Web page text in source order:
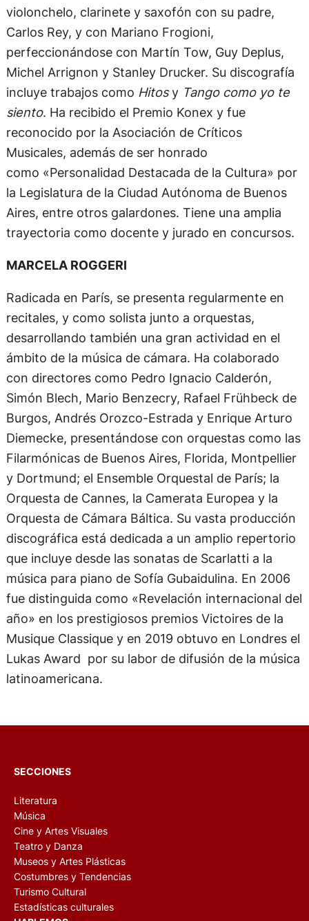
violonchelo, clarinete y saxofón con su padre,
Carlos Rey, y con Mariano Frogioni,
perfeccionándose con Martín Tow, Guy Deplus,
Michel Arrignon y Stanley Drucker. Su discografía
incluye trabajos como HitosyTango como yo te
siento. Ha recibido el Premio Konex y fue
reconocido por la Asociación de Críticos
Musicales, además de ser honrado
como «Personalidad Destacada de la Cultura» por
la Legislatura de la Ciudad Autónoma de Buenos
Aires, entre otros galardones. Tiene una amplia
trayectoria como docente y jurado en concursos.
MARCELA ROGGERI
Radicada en París, se presenta regularmente en
recitales, y como solista junto a orquestas,
desarrollando también una gran actividad en el
ámbito de la música de cámara. Ha colaborado
con directores como Pedro Ignacio Calderón,
Simón Blech, Mario Benzecry, Rafael Frühbeck de
Burgos, Andrés Orozco-Estrada y Enrique Arturo
Diemecke, presentándose con orquestas como las
Filarmónicas de Buenos Aires, Florida, Montpellier
y Dortmund; el Ensemble Orquestal de París; la
Orquesta de Cannes, la Camerata Europea y la
Orquesta de Cámara Báltica. Su vasta producción
discográfica está dedicada a un amplio repertorio
que incluye desde las sonatas de Scarlatti a la
música para piano de Sofía Gubaidulina. En 2006
fue distinguida como «Revelación internacional del
año» en los prestigiosos premios Victoires de la
Musique Classique y en 2019 obtuvo en Londres el
Lukas Award por su labor de difusión de la música
latinoamericana.
SECCIONES
Literatura
Música
Cine y Artes Visuales
Teatro y Danza
Museos y Artes Plásticas
Costumbres y Tendencias
Turismo Cultural
Estadísticas culturales